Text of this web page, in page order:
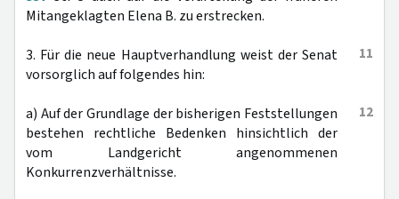
Mitangeklagten Elena B. zu erstrecken.
11
3. Für die neue Hauptverhandlung weist der Senat
vorsorglich auf folgendes hin:
12
a) Auf der Grundlage der bisherigen Feststellungen
bestehen rechtliche Bedenken hinsichtlich der
vom Landgericht angenommenen
Konkurrenzverhältnisse.